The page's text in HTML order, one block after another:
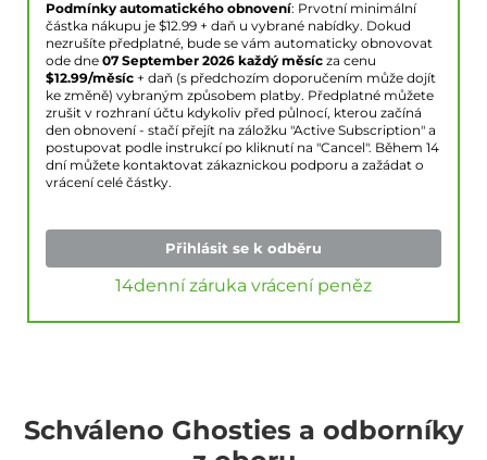
Podmínky automatického obnovení: Prvotní minimální
částka nákupu je $12.99 + daň u vybrané nabídky. Dokud
nezrušíte předplatné, bude se vám automaticky obnovovat
ode dne 07 September 2026 každý měsíc za cenu
$12.99/měsíc + daň (s předchozím doporučením může dojít
ke změně) vybraným způsobem platby. Předplatné můžete
zrušit v rozhraní účtu kdykoliv před půlnocí, kterou začíná
den obnovení - stačí přejít na záložku "Active Subscription" a
postupovat podle instrukcí po kliknutí na "Cancel". Během 14
dní můžete kontaktovat zákaznickou podporu a zažádat o
vrácení celé částky.
Přihlásit se k odběru
14denní záruka vrácení peněz
Schváleno Ghosties a odborníky